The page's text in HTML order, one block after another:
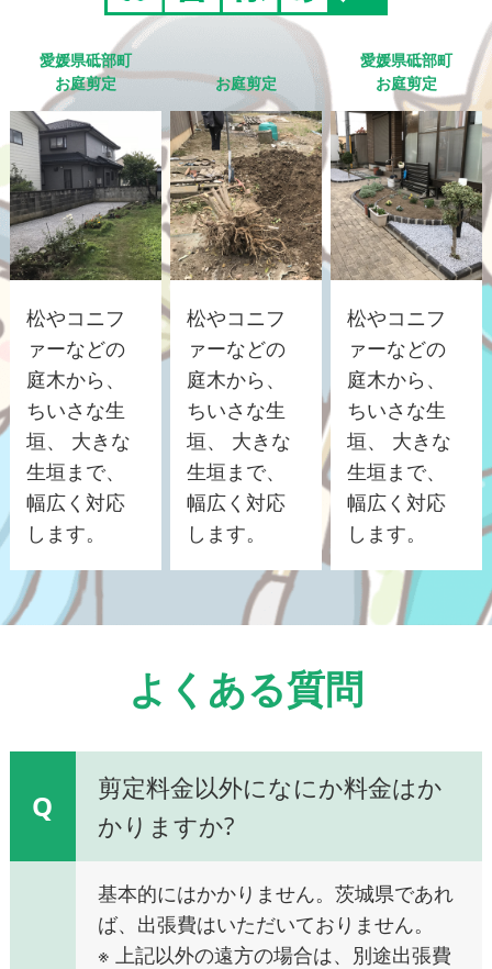
愛媛県砥部町
お庭剪定
松やコニフ
ァーなどの
庭木から、
ちいさな生
垣、 大きな
生垣まで、
幅広く対応
します。
お庭剪定
松やコニフ
ァーなどの
庭木から、
ちいさな生
垣、 大きな
生垣まで、
幅広く対応
します。
愛媛県砥部町
お庭剪定
松やコニフ
ァーなどの
庭木から、
ちいさな生
垣、 大きな
生垣まで、
幅広く対応
します。
よくある質問
Q
剪定料金以外になにか料金はか
かりますか?
基本的にはかかりません。茨城県であれ
ば、出張費はいただいておりません。
※ 上記以外の遠方の場合は、別途出張費